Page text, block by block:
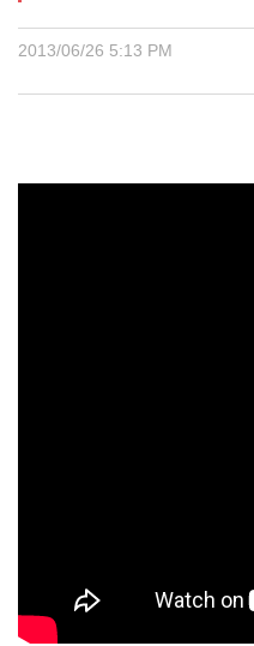
2013/06/26 5:13 PM